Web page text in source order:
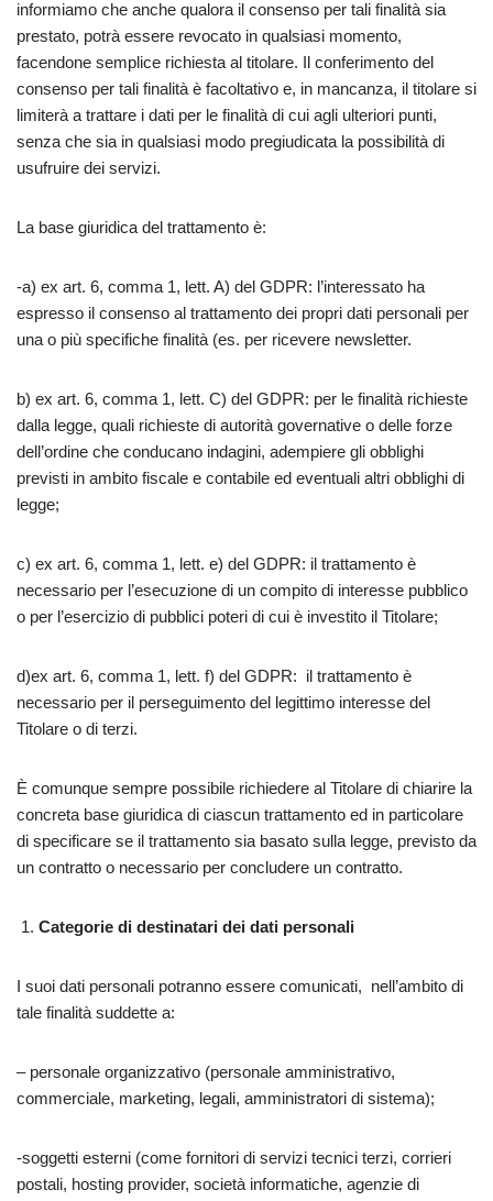
informiamo che anche qualora il consenso per tali finalità sia
prestato, potrà essere revocato in qualsiasi momento,
facendone semplice richiesta al titolare. Il conferimento del
consenso per tali finalità è facoltativo e, in mancanza, il titolare si
limiterà a trattare i dati per le finalità di cui agli ulteriori punti,
senza che sia in qualsiasi modo pregiudicata la possibilità di
usufruire dei servizi.
La base giuridica del trattamento è:
-a) ex art. 6, comma 1, lett. A) del GDPR: l’interessato ha
espresso il consenso al trattamento dei propri dati personali per
una o più specifiche finalità (es. per ricevere newsletter.
b) ex art. 6, comma 1, lett. C) del GDPR: per le finalità richieste
dalla legge, quali richieste di autorità governative o delle forze
dell’ordine che conducano indagini, adempiere gli obblighi
previsti in ambito fiscale e contabile ed eventuali altri obblighi di
legge;
c) ex art. 6, comma 1, lett. e) del GDPR: il trattamento è
necessario per l’esecuzione di un compito di interesse pubblico
o per l’esercizio di pubblici poteri di cui è investito il Titolare;
d)ex art. 6, comma 1, lett. f) del GDPR: il trattamento è
necessario per il perseguimento del legittimo interesse del
Titolare o di terzi.
È comunque sempre possibile richiedere al Titolare di chiarire la
concreta base giuridica di ciascun trattamento ed in particolare
di specificare se il trattamento sia basato sulla legge, previsto da
un contratto o necessario per concludere un contratto.
Categorie di destinatari dei dati personali
I suoi dati personali potranno essere comunicati, nell’ambito di
tale finalità suddette a:
– personale organizzativo (personale amministrativo,
commerciale, marketing, legali, amministratori di sistema);
-soggetti esterni (come fornitori di servizi tecnici terzi, corrieri
postali, hosting provider, società informatiche, agenzie di